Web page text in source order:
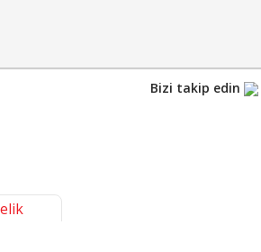
Bizi takip edin